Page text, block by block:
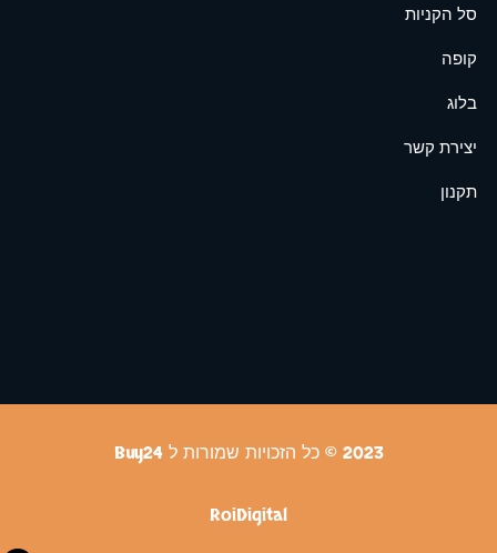
סל הקניות
קופה
בלוג
יצירת קשר
תקנון
2023 © כל הזכויות שמורות ל Buy24
RoiDigital